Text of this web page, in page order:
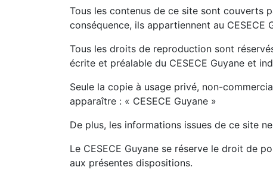
Tous les contenus de ce site sont couverts
conséquence, ils appartiennent au CESECE
Tous les droits de reproduction sont
écrite et préalable du CESECE Guyane et
Seule la copie à usage privé, non-
apparaître : « CESECE Guyane »
De plus, les informations issues de ce site
Le CESECE Guyane se réserve le droit de
aux présentes dispositions.